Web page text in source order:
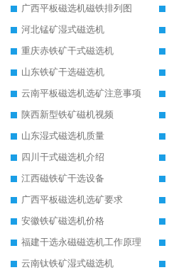
广西平板磁选机磁铁排列图
河北锰矿湿式磁选机
重庆赤铁矿干式磁选机
山东铁矿干选磁选机
云南平板磁选机选矿注意事项
陕西新型铁矿磁机视频
山东湿式磁选机质量
四川干式磁选机介绍
江西磁铁矿干选设备
广西平板磁选机选矿要求
安徽铁矿磁选机价格
福建干选永磁磁选机工作原理
云南钛铁矿湿式磁选机